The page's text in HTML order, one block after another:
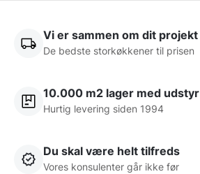
Vi er sammen om dit projekt
De bedste storkøkkener til prisen
10.000 m2 lager med udstyr
Hurtig levering siden 1994
Du skal være helt tilfreds
Vores konsulenter går ikke før